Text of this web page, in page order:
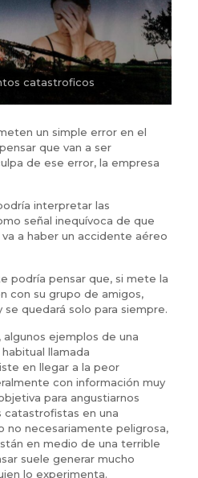
catastroficos
un simple error en el
que van a ser
de ese error, la empresa
interpretar las
señal inequívoca de que
a haber un accidente aéreo
podría pensar que, si mete la
con su grupo de amigos,
quedará solo para siempre.
ejemplos de una
habitual llamada
en llegar a la peor
con información muy
para angustiarnos
catastrofistas en una
no necesariamente peligrosa,
en medio de una terrible
suele generar mucho
lo experimenta.